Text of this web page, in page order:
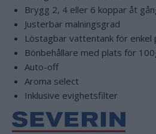
Brygg 2, 4 eller 6 koppar åt
Justerbar malningsgrad
Löstagbar vattentank för enkel
Bönbehållare med plats för
Auto-off
Aroma select
Inklusive evighetsfilter